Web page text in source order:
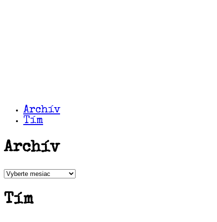
Archív
Tím
Archív
Archív
Tím